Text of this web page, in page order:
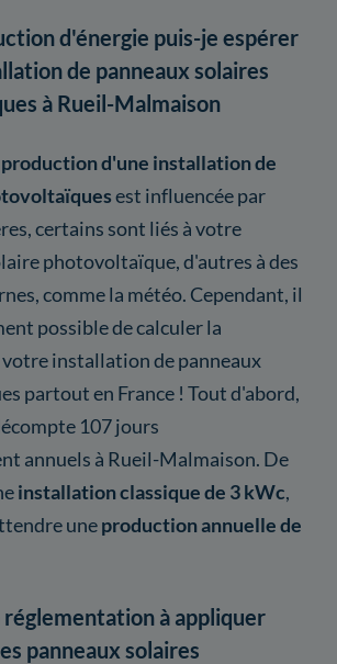
d'énergie puis-je espérer
de panneaux solaires
à Rueil-Malmaison
production d'une installation de
est influencée par
certains sont liés à votre
photovoltaïque, d'autres à des
comme la météo. Cependant, il
possible de calculer la
installation de panneaux
partout en France ! Tout d'abord,
107 jours
annuels à Rueil-Malmaison. De
installation classique de 3 kWc,
uneproduction annuelle de
à appliquer
panneaux solaires